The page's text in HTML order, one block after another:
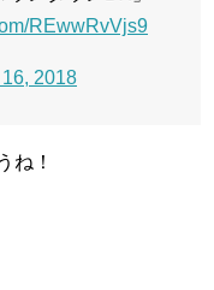
REwwRvVjs9
2018
ね！